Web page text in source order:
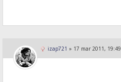
izap721 » 17 mar 2011, 19:49